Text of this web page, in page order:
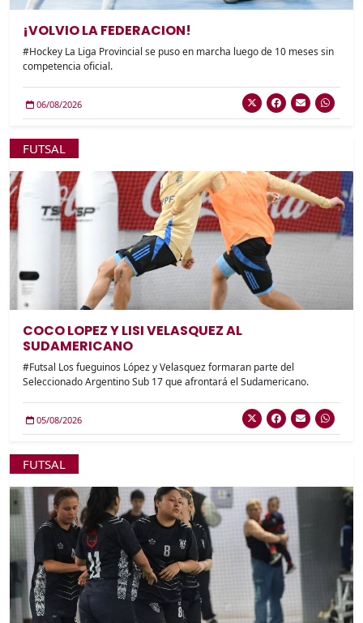
¡VOLVIO LA FEDERACION!
#Hockey La Liga Provincial se puso en marcha luego de 10 meses sin
competencia oficial.
06/08/2026
FUTSAL
COCO LOPEZ Y LISI VELASQUEZ AL
SUDAMERICANO
#Futsal Los fueguinos López y Velasquez formaran parte del
Seleccionado Argentino Sub 17 que afrontará el Sudamericano.
05/08/2026
FUTSAL